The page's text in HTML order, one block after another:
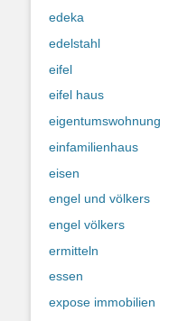
edeka
edelstahl
eifel
eifel haus
eigentumswohnung
einfamilienhaus
eisen
engel und völkers
engel völkers
ermitteln
essen
expose immobilien